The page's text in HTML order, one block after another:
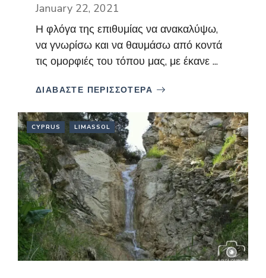
January 22, 2021
Η φλόγα της επιθυμίας να ανακαλύψω,
να γνωρίσω και να θαυμάσω από κοντά
τις ομορφιές του τόπου μας, με έκανε ...
ΔΙΑΒΑΣΤΕ ΠΕΡΙΣΣΟΤΕΡΑ
CYPRUS LIMASSOL